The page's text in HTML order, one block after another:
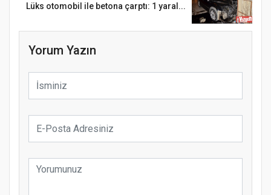
Lüks otomobil ile betona çarptı: 1 yaral...
Yorum Yazın